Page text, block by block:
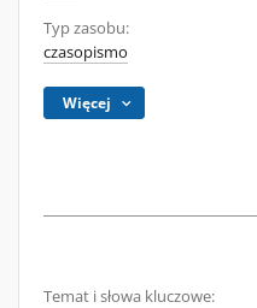
Typ zasobu:
czasopismo
Więcej
Temat i słowa kluczowe: